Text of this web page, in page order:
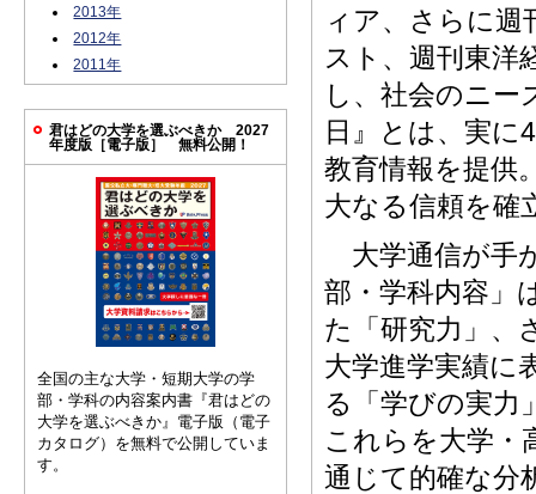
2013年
2012年
2011年
君はどの大学を選ぶべきか 2027
年度版［電子版］ 無料公開！
全国の主な大学・短期大学の学
部・学科の内容案内書『君はどの
大学を選ぶべきか』電子版（電子
カタログ）を無料で公開していま
す。
ィア、さらに
スト、週刊東洋
し、社会のニ
日』とは、実に
教育情報を提供
大なる信頼を確
大学通信が手
部・学科内容」
た「研究力」、
大学進学実績に
る「学びの実力
これらを大学・
通じて的確な分